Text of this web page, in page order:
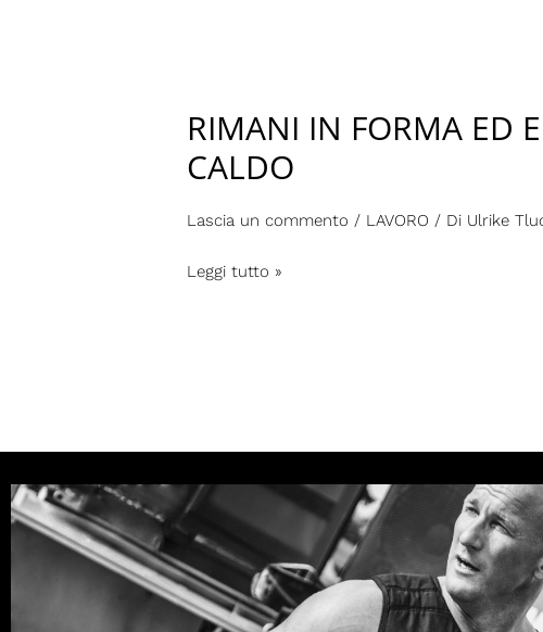
RIMANI IN FORMA ED
CALDO
Lascia un commento / LAVORO / Di Ulrike
RIMANI
FORMA
NELL’OSPITALITÀ,
Leggi tutto »